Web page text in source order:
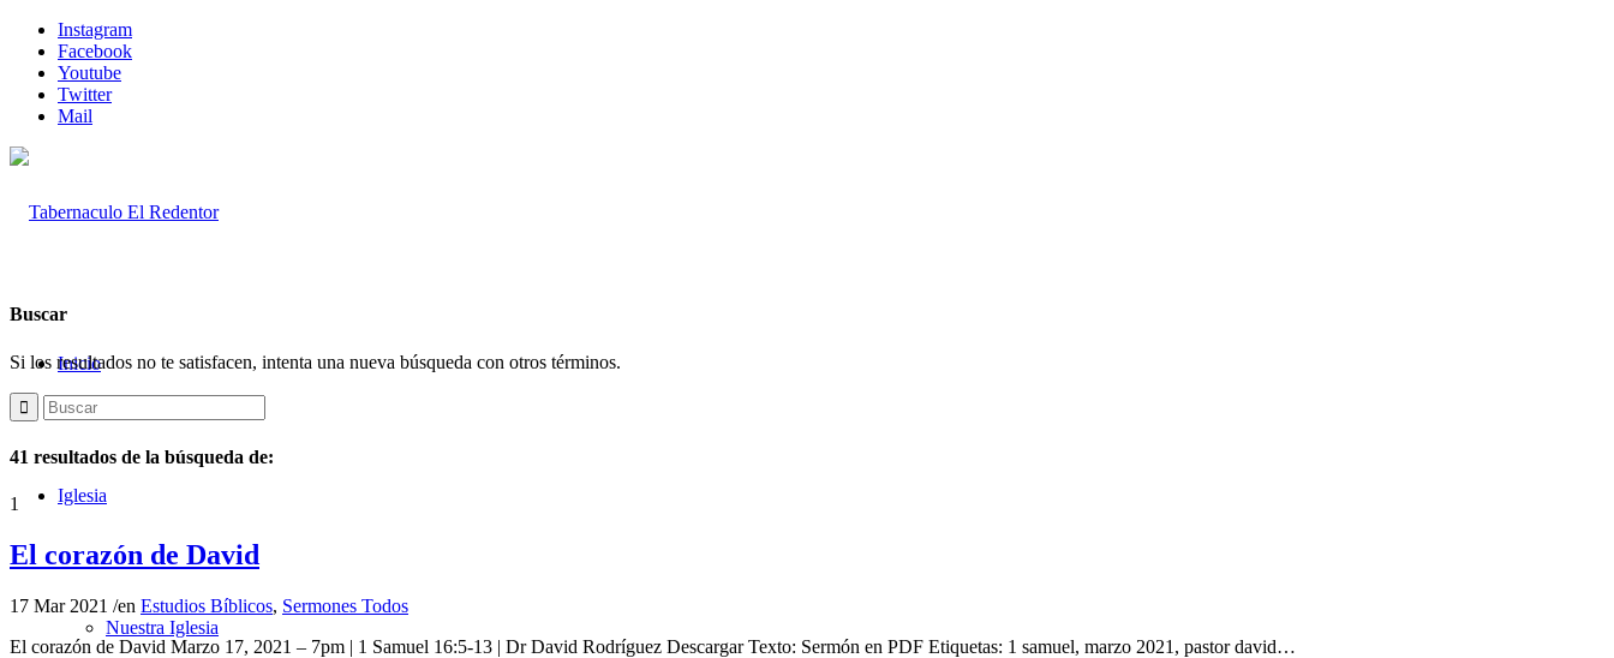
Instagram
Facebook
Youtube
Twitter
Mail
Inicio
Iglesia
Nuestra Iglesia
Buscar
Si los resultados no te satisfacen, intenta una nueva búsqueda con otros términos.
41 resultados de la búsqueda de:
1
El corazón de David
17 Mar 2021 /en Estudios Bíblicos, Sermones Todos
El corazón de David Marzo 17, 2021 – 7pm | 1 Samuel 16:5-13 | Dr David Rodríguez Descargar Texto: Sermón en PDF Etiquetas: 1 samuel, marzo 2021, pastor david…